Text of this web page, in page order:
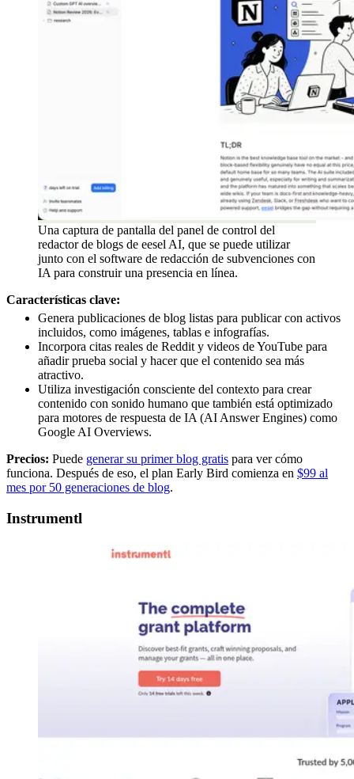
Una captura de pantalla del panel de control del
redactor de blogs de eesel AI, que se puede utilizar
junto con el software de redacción de subvenciones con
IA para construir una presencia en línea.
Características clave:
Genera publicaciones de blog listas para publicar con activos
incluidos, como imágenes, tablas e infografías.
Incorpora citas reales de Reddit y videos de YouTube para
añadir prueba social y hacer que el contenido sea más
atractivo.
Utiliza investigación consciente del contexto para crear
contenido con sonido humano que también está optimizado
para motores de respuesta de IA (AI Answer Engines) como
Google AI Overviews.
Precios: Puede generar su primer blog gratis para ver cómo
funciona. Después de eso, el plan Early Bird comienza en $99 al
mes por 50 generaciones de blog.
Instrumentl